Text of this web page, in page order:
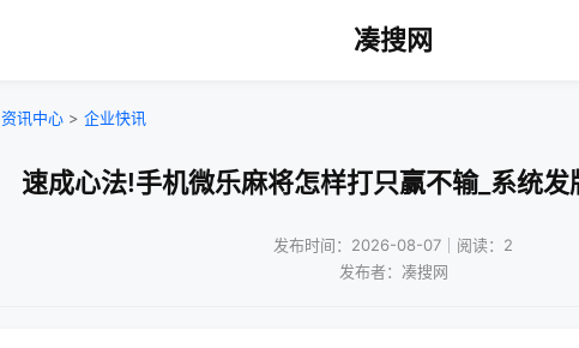
凑搜网
资讯中心 > 企业快讯
速成心法!手机微乐麻将怎样打只赢不输_系统
发布时间：2026-08-07｜阅读：2
发布者：凑搜网